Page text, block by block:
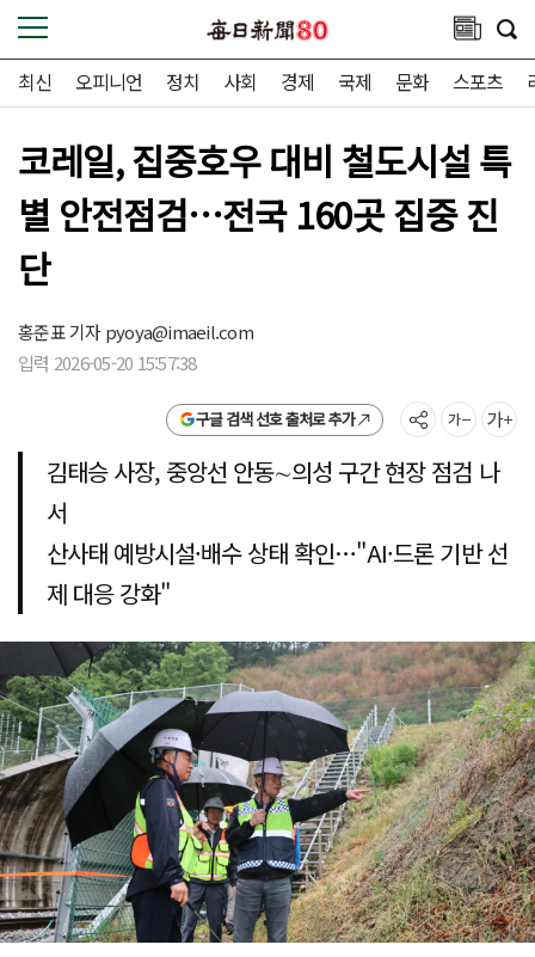
최신 오피니언 정치 사회 경제 국제 문화 스포츠
코레일, 집중호우 대비 철도시설 특
별 안전점검…전국 160곳 집중 진
단
홍준표 기자pyoya@imaeil.com
입력 2026-05-20 15:57:38
구글 검색 선호 출처로 추가
김태승 사장, 중앙선 안동∼의성 구간 현장 점검 나
서
산사태 예방시설·배수 상태 확인…"AI·드론 기반 선
제 대응 강화"